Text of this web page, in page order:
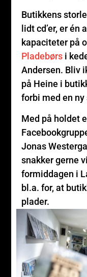
Butikkens
lidt cd’er, er
kapaciteter på
Pladebørs i
Andersen. Bliv
på Heine i
forbi med en
Med på holdet
Jonas
snakker gerne
formiddagen i
bl.a. for, at
plader.